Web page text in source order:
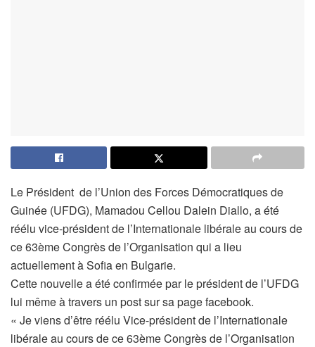
Le Président de l’Union des Forces Démocratiques de
Guinée (UFDG), Mamadou Cellou Dalein Diallo, a été
réélu vice-président de l’Internationale libérale au cours de
ce 63ème Congrès de l’Organisation qui a lieu
actuellement à Sofia en Bulgarie.
Cette nouvelle a été confirmée par le président de l’UFDG
lui même à travers un post sur sa page facebook.
« Je viens d’être réélu Vice-président de l’Internationale
libérale au cours de ce 63ème Congrès de l’Organisation